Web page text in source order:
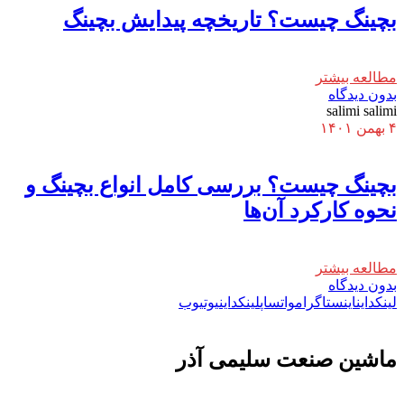
بچینگ چیست؟ تاریخچه پیدایش بچینگ
مطالعه بیشتر
بدون دیدگاه
salimi salimi
۴ بهمن ۱۴۰۱
بچینگ چیست؟ بررسی کامل انواع بچینگ و
نحوه کارکرد آن‌ها
مطالعه بیشتر
بدون دیدگاه
لینکدایناینستاگرامواتساپلینکداینیوتیوب
ماشين صنعت سليمی آذر